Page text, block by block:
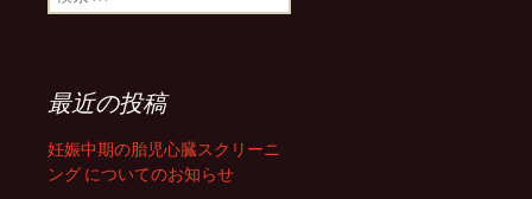
最近の投稿
妊娠中期の胎児心臓スクリーニ
ング についてのお知らせ